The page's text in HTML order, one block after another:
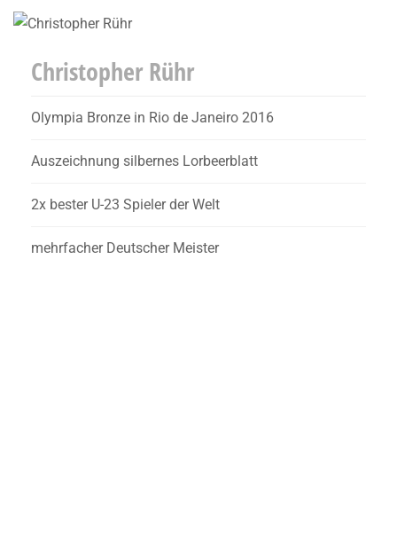
Christopher Rühr
Olympia Bronze in Rio de Janeiro 2016
Auszeichnung silbernes Lorbeerblatt
2x bester U-23 Spieler der Welt
mehrfacher Deutscher Meister